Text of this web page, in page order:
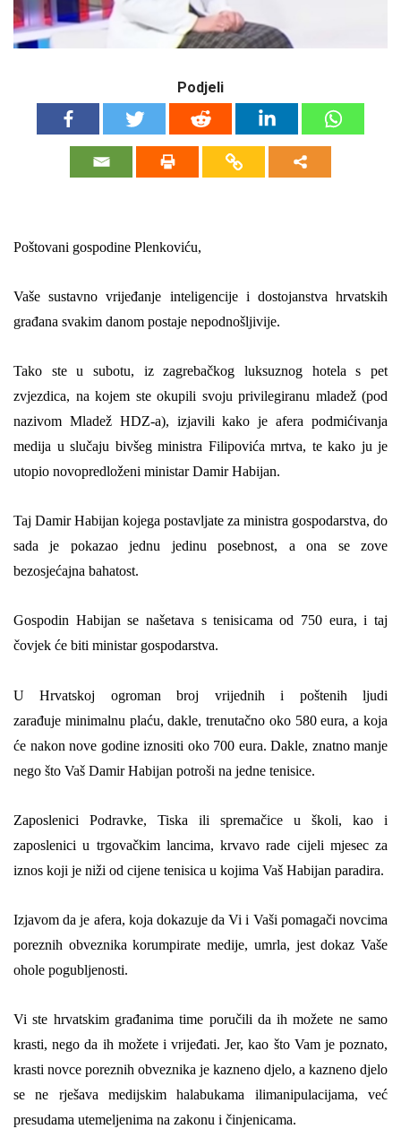
Podjeli
Poštovani gospodine Plenkoviću,
Vaše sustavno vrijeđanje inteligencije i dostojanstva hrvatskih
građana svakim danom postaje nepodnošljivije.
Tako ste u subotu, iz zagrebačkog luksuznog hotela s pet
zvjezdica, na kojem ste okupili svoju privilegiranu mladež (pod
nazivom Mladež HDZ-a), izjavili kakojeafera podmićivanja
medija u slučaju bivšeg ministra Filipovića mrtva, te kako ju je
utopio novopredloženi ministar Damir Habijan.
Taj Damir Habijan kojega postavljate za ministra gospodarstva, do
sada je pokazao jednu jedinu posebnost, a ona se zove
bezosjećajna bahatost.
Gospodin Habijan se našetava s tenisicama od 750 eura, i taj
čovjek će biti ministar gospodarstva.
U Hrvatskoj ogroman broj vrijednih i poštenih ljudi
zarađuje minimalnu plaću, dakle, trenutačno oko 580 eura, a koja
će nakon nove godine iznositi oko 700 eura. Dakle, znatno manje
nego što Vaš Damir Habijan potroši na jedne tenisice.
Zaposlenici Podravke, Tiska ili spremačice u školi, kao i
zaposlenici u trgovačkim lancima, krvavo rade cijeli mjesec za
iznos koji je niži od cijene tenisica u kojima Vaš Habijan paradira.
Izjavom da je afera, koja dokazuje da Vi i Vaši pomagači novcima
poreznih obveznika korumpirate medije, umrla, jest dokaz Vaše
ohole pogubljenosti.
Vi ste hrvatskim građanima time poručili da ih možete ne samo
krasti, nego da ih možete i vrijeđati. Jer, kao što Vam je poznato,
krasti novce poreznih obveznika je kazneno djelo, a kazneno djelo
se ne rješava medijskim halabukama ilimanipulacijama, već
presudama utemeljenima na zakonu i činjenicama.